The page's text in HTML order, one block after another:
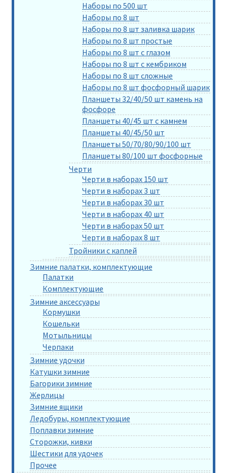
Наборы по 500 шт
Наборы по 8 шт
Наборы по 8 шт заливка шарик
Наборы по 8 шт простые
Наборы по 8 шт с глазом
Наборы по 8 шт с кембриком
Наборы по 8 шт сложные
Наборы по 8 шт фосфорный шарик
Планшеты 32/40/50 шт камень на
фосфоре
Планшеты 40/45 шт с камнем
Планшеты 40/45/50 шт
Планшеты 50/70/80/90/100 шт
Планшеты 80/100 шт фосфорные
Черти
Черти в наборах 150 шт
Черти в наборах 3 шт
Черти в наборах 30 шт
Черти в наборах 40 шт
Черти в наборах 50 шт
Черти в наборах 8 шт
Тройники с каплей
Зимние палатки, комплектующие
Палатки
Комплектующие
Зимние аксессуары
Кормушки
Кошельки
Мотыльницы
Черпаки
Зимние удочки
Катушки зимние
Багорики зимние
Жерлицы
Зимние ящики
Ледобуры, комплектующие
Поплавки зимние
Сторожки, кивки
Шестики для удочек
Прочее